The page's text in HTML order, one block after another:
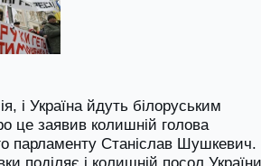
і Україна йдуть білоруським
це заявив колишній голова
парламенту Станіслав Шушкевич.
поділяє і колишній посол